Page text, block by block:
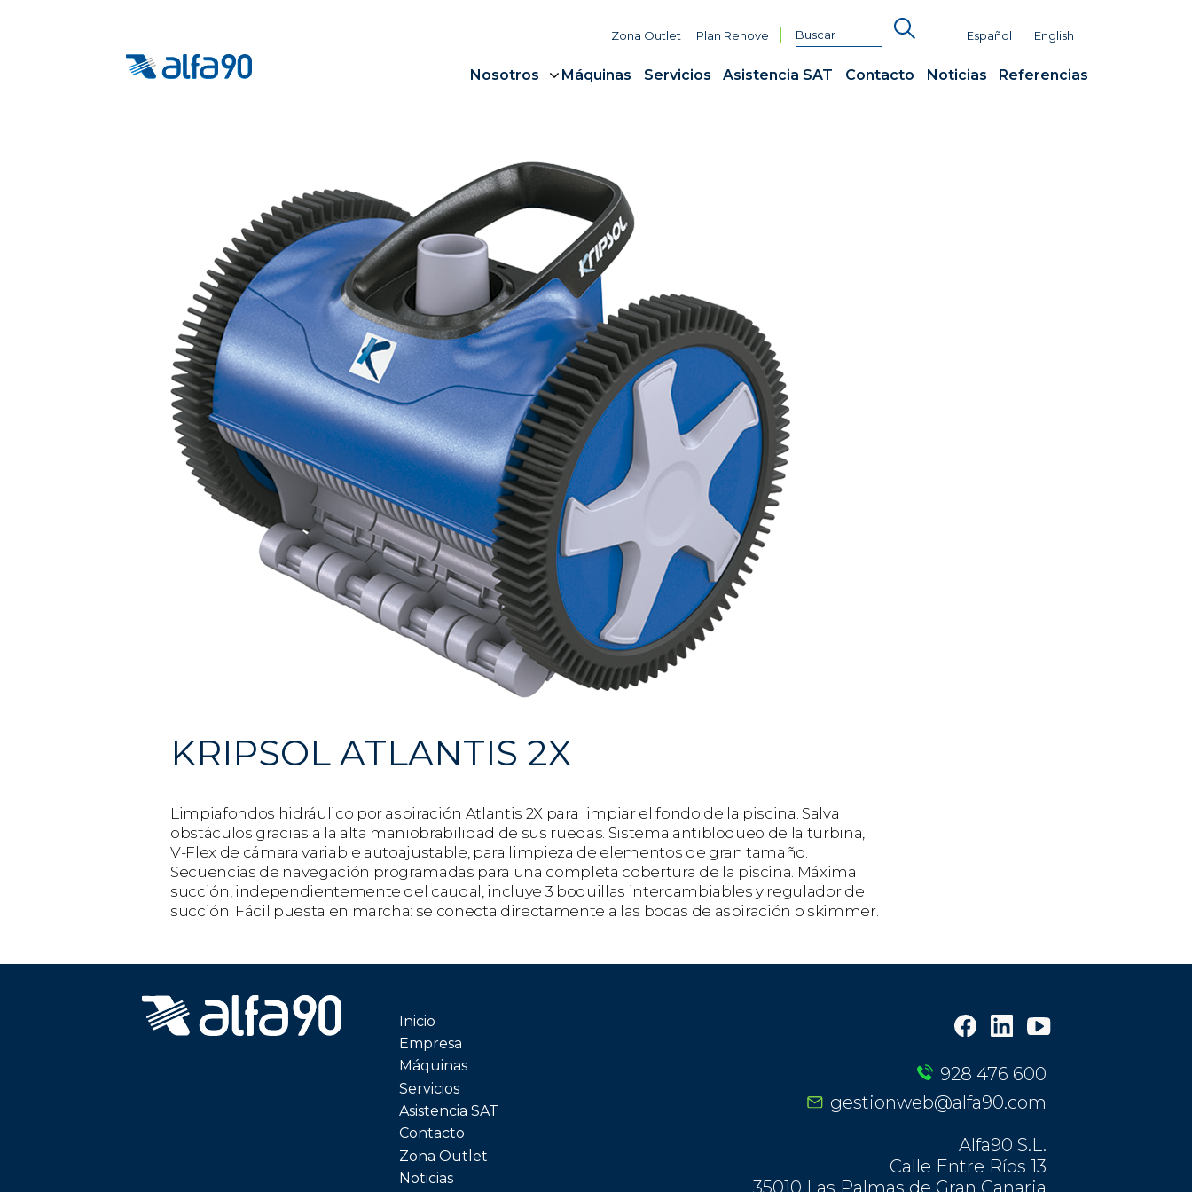
Zona Outlet Plan Renove Español English
Nosotros Máquinas Servicios Asistencia SAT Contacto Noticias Referencias
KRIPSOL ATLANTIS 2X
Limpiafondos hidráulico por aspiración Atlantis 2X para limpiar el fondo de la piscina. Salva
obstáculos gracias a la alta maniobrabilidad de sus ruedas. Sistema antibloqueo de la turbina,
V-Flex de cámara variable autoajustable, para limpieza de elementos de gran tamaño.
Secuencias de navegación programadas para una completa cobertura de la piscina. Máxima
succión, independientemente del caudal, incluye 3 boquillas intercambiables y regulador de
succión. Fácil puesta en marcha: se conecta directamente a las bocas de aspiración o skimmer.
Inicio
Empresa
Máquinas
Servicios
Asistencia SAT
Contacto
Zona Outlet
Noticias
928 476 600
gestionweb@alfa90.com
Alfa90 S.L.
Calle Entre Ríos 13